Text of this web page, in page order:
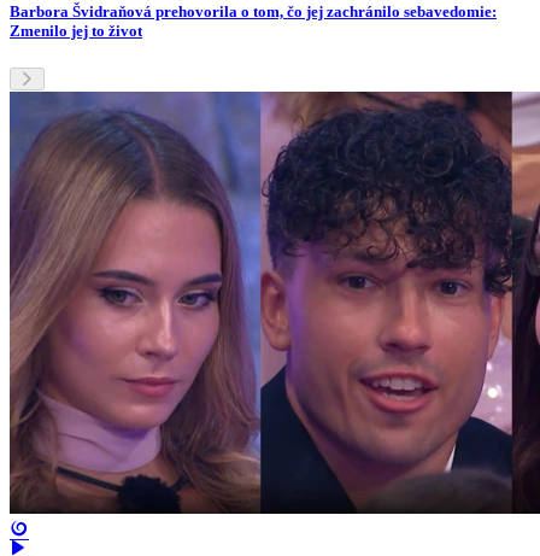
Barbora Švidraňová prehovorila o tom, čo jej zachránilo sebavedomie:
Zmenilo jej to život